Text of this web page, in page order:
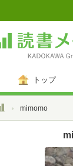
トップ
トップmimomo